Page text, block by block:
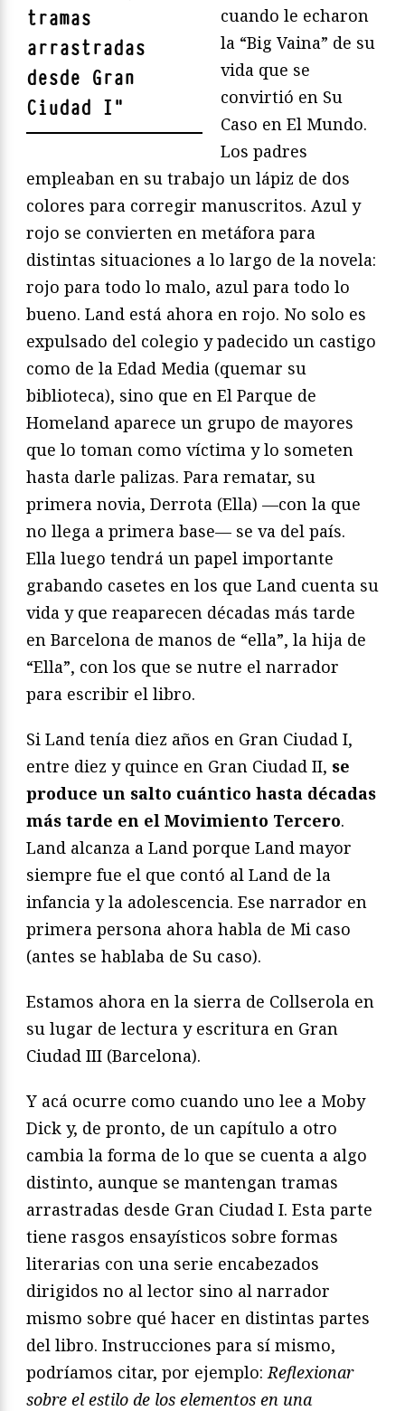
tramas
arrastradas
desde Gran
Ciudad I"
cuando le echaron
la “Big Vaina” de su
vida que se
convirtió en Su
Caso en El Mundo.
Los padres
empleaban en su trabajo un lápiz de dos
colores para corregir manuscritos. Azul y
rojo se convierten en metáfora para
distintas situaciones a lo largo de la novela:
rojo para todo lo malo, azul para todo lo
bueno. Land está ahora en rojo. No solo es
expulsado del colegio y padecido un castigo
como de la Edad Media (quemar su
biblioteca), sino que en El Parque de
Homeland aparece un grupo de mayores
que lo toman como víctima y lo someten
hasta darle palizas. Para rematar, su
primera novia, Derrota (Ella) —con la que
no llega a primera base— se va del país.
Ella luego tendrá un papel importante
grabando casetes en los que Land cuenta su
vida y que reaparecen décadas más tarde
en Barcelona de manos de “ella”, la hija de
“Ella”, con los que se nutre el narrador
para escribir el libro.
Si Land tenía diez años en Gran Ciudad I,
entre diez y quince en Gran Ciudad II, se
produce un salto cuántico hasta décadas
más tarde en el Movimiento Tercero.
Land alcanza a Land porque Land mayor
siempre fue el que contó al Land de la
infancia y la adolescencia. Ese narrador en
primera persona ahora habla de Mi caso
(antes se hablaba de Su caso).
Estamos ahora en la sierra de Collserola en
su lugar de lectura y escritura en Gran
Ciudad III (Barcelona).
Y acá ocurre como cuando uno lee a Moby
Dick y, de pronto, de un capítulo a otro
cambia la forma de lo que se cuenta a algo
distinto, aunque se mantengan tramas
arrastradas desde Gran Ciudad I. Esta parte
tiene rasgos ensayísticos sobre formas
literarias con una serie encabezados
dirigidos no al lector sino al narrador
mismo sobre qué hacer en distintas partes
del libro. Instrucciones para sí mismo,
podríamos citar, por ejemplo:Reflexionar
sobre el estilo de los elementos en una